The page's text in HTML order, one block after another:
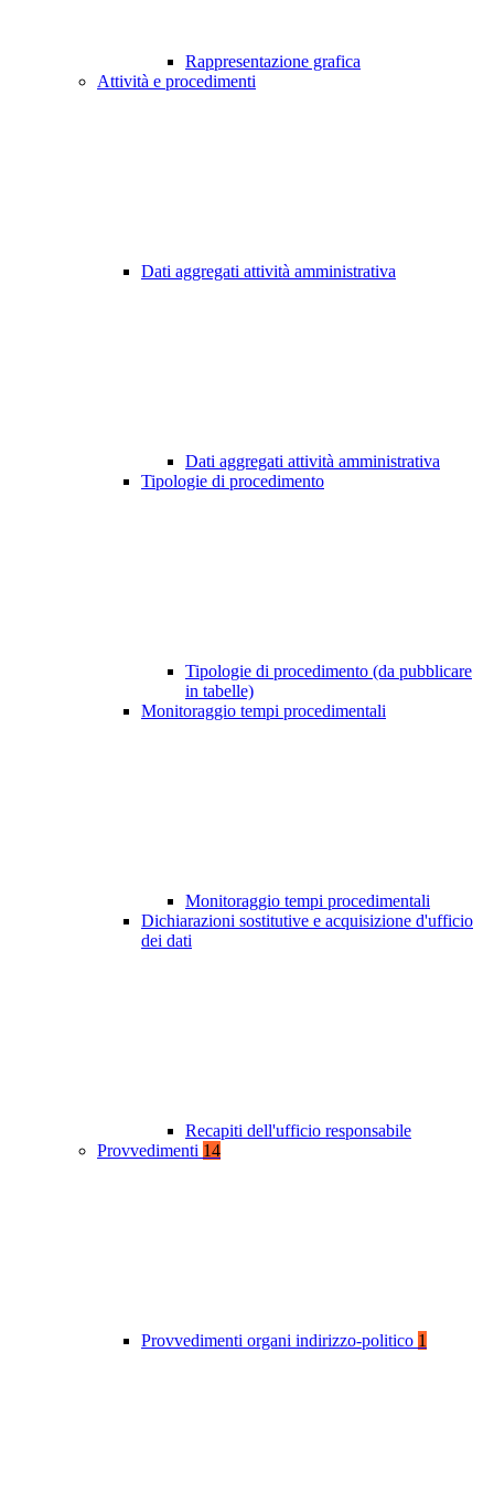
Rappresentazione grafica
Attività e procedimenti
Dati aggregati attività amministrativa
Dati aggregati attività amministrativa
Tipologie di procedimento
Tipologie di procedimento (da pubblicare
in tabelle)
Monitoraggio tempi procedimentali
Monitoraggio tempi procedimentali
Dichiarazioni sostitutive e acquisizione d'ufficio
dei dati
Recapiti dell'ufficio responsabile
Provvedimenti 14
Provvedimenti organi indirizzo-politico 1